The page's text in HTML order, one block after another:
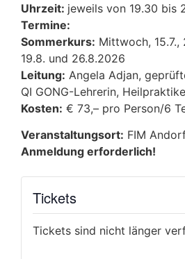
Uhrzeit: jeweils von 19.30 bis
Termine:
Sommerkurs: Mittwoch, 15.7.,
19.8. und 26.8.2026
Leitung: Angela Adjan,
QI GONG-Lehrerin,
Kosten: € 73,– pro Person/6
Veranstaltungsort: FIM
Anmeldung erforderlich!
Tickets
Tickets sind nicht länger